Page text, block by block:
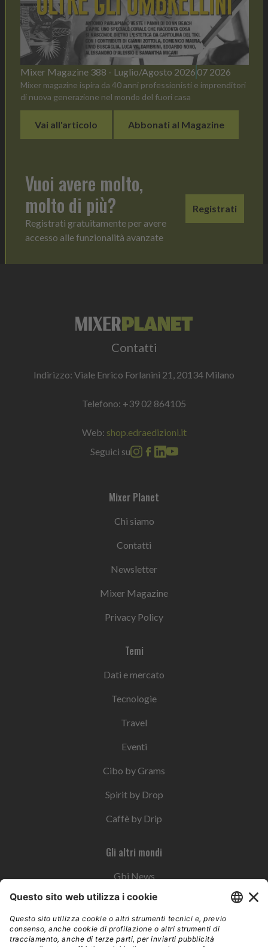
Mixer Magazine 388 - Luglio/Agosto 2026 07 2026
Mixer magazine ispira da 40 anni professionisti e imprenditori
di nuova generazione nel mondo del fuori casa
Vai all'articolo Abbonati al Magazine
Vuoi avere molto,
molto di più?
Registrati gratuitamente per avere
accesso alle funzionalità avanzate
Registrati
Contatti
Indirizzo: Viale Enrico Forlanini 21, 20134 Milano
Telefono: +39 02 864105
Web: shop.edraedizioni.it
Seguici su
Mixer Planet
Chi siamo
Contatti
Newsletter
Mixer Magazine
Privacy Policy
Temi
Dati e mercato
Tecnologie
Travel
Eventi
Cibo by Grams
Spirit by Drop
Caffè by Drip
Gli altri mondi
Gbi News
Instoremag
Esplora il gruppo